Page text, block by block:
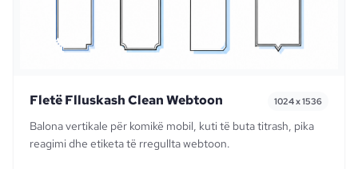
Fletë Flluskash Clean Webtoon 1024 x 1536
Balona vertikale për komikë mobil, kuti të buta titrash, pika
reagimi dhe etiketa të rregullta webtoon.